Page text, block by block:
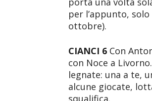
per l’appunto,
ottobre).
CIANCI 6 Con
con Noce a
legnate: una a te,
alcune giocate,
squalifica.